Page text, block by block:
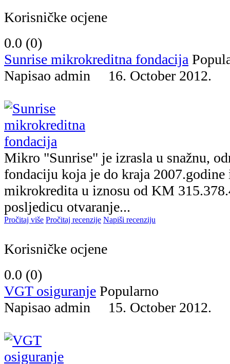
Korisničke ocjene
0.0 (0)
Sunrise mikrokreditna fondacija
Napisao admin 16. October 2012.
Mikro "Sunrise" je izrasla u snažnu,
fondaciju koja je do kraja
mikrokredita u iznosu od KM
posljedicu otvaranje...
Pročitaj više Pročitaj recenzije Napiši recenziju
Korisničke ocjene
0.0 (0)
VGT osiguranje Popularno
Napisao admin 15. October 2012.